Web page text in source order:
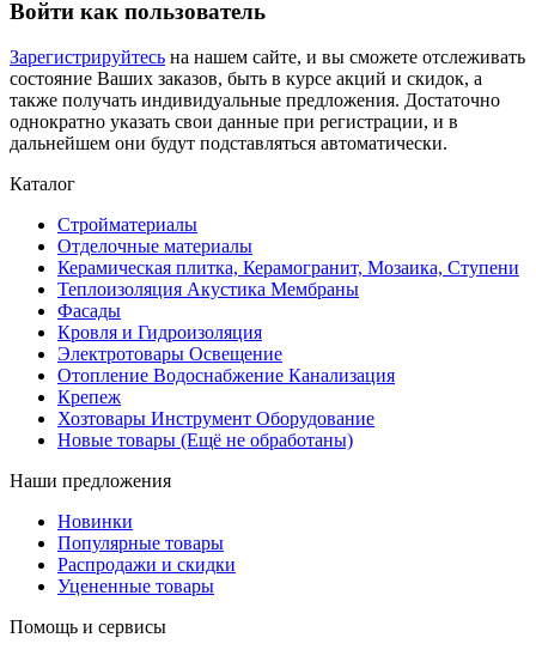
Войти как пользователь
Зарегистрируйтесь на нашем сайте, и вы сможете отслеживать
состояние Ваших заказов, быть в курсе акций и скидок, а
также получать индивидуальные предложения. Достаточно
однократно указать свои данные при регистрации, и в
дальнейшем они будут подставляться автоматически.
Каталог
Стройматериалы
Отделочные материалы
Керамическая плитка, Керамогранит, Мозаика, Ступени
Теплоизоляция Акустика Мембраны
Фасады
Кровля и Гидроизоляция
Электротовары Освещение
Отопление Водоснабжение Канализация
Крепеж
Хозтовары Инструмент Оборудование
Новые товары (Ещё не обработаны)
Наши предложения
Новинки
Популярные товары
Распродажи и скидки
Уцененные товары
Помощь и сервисы